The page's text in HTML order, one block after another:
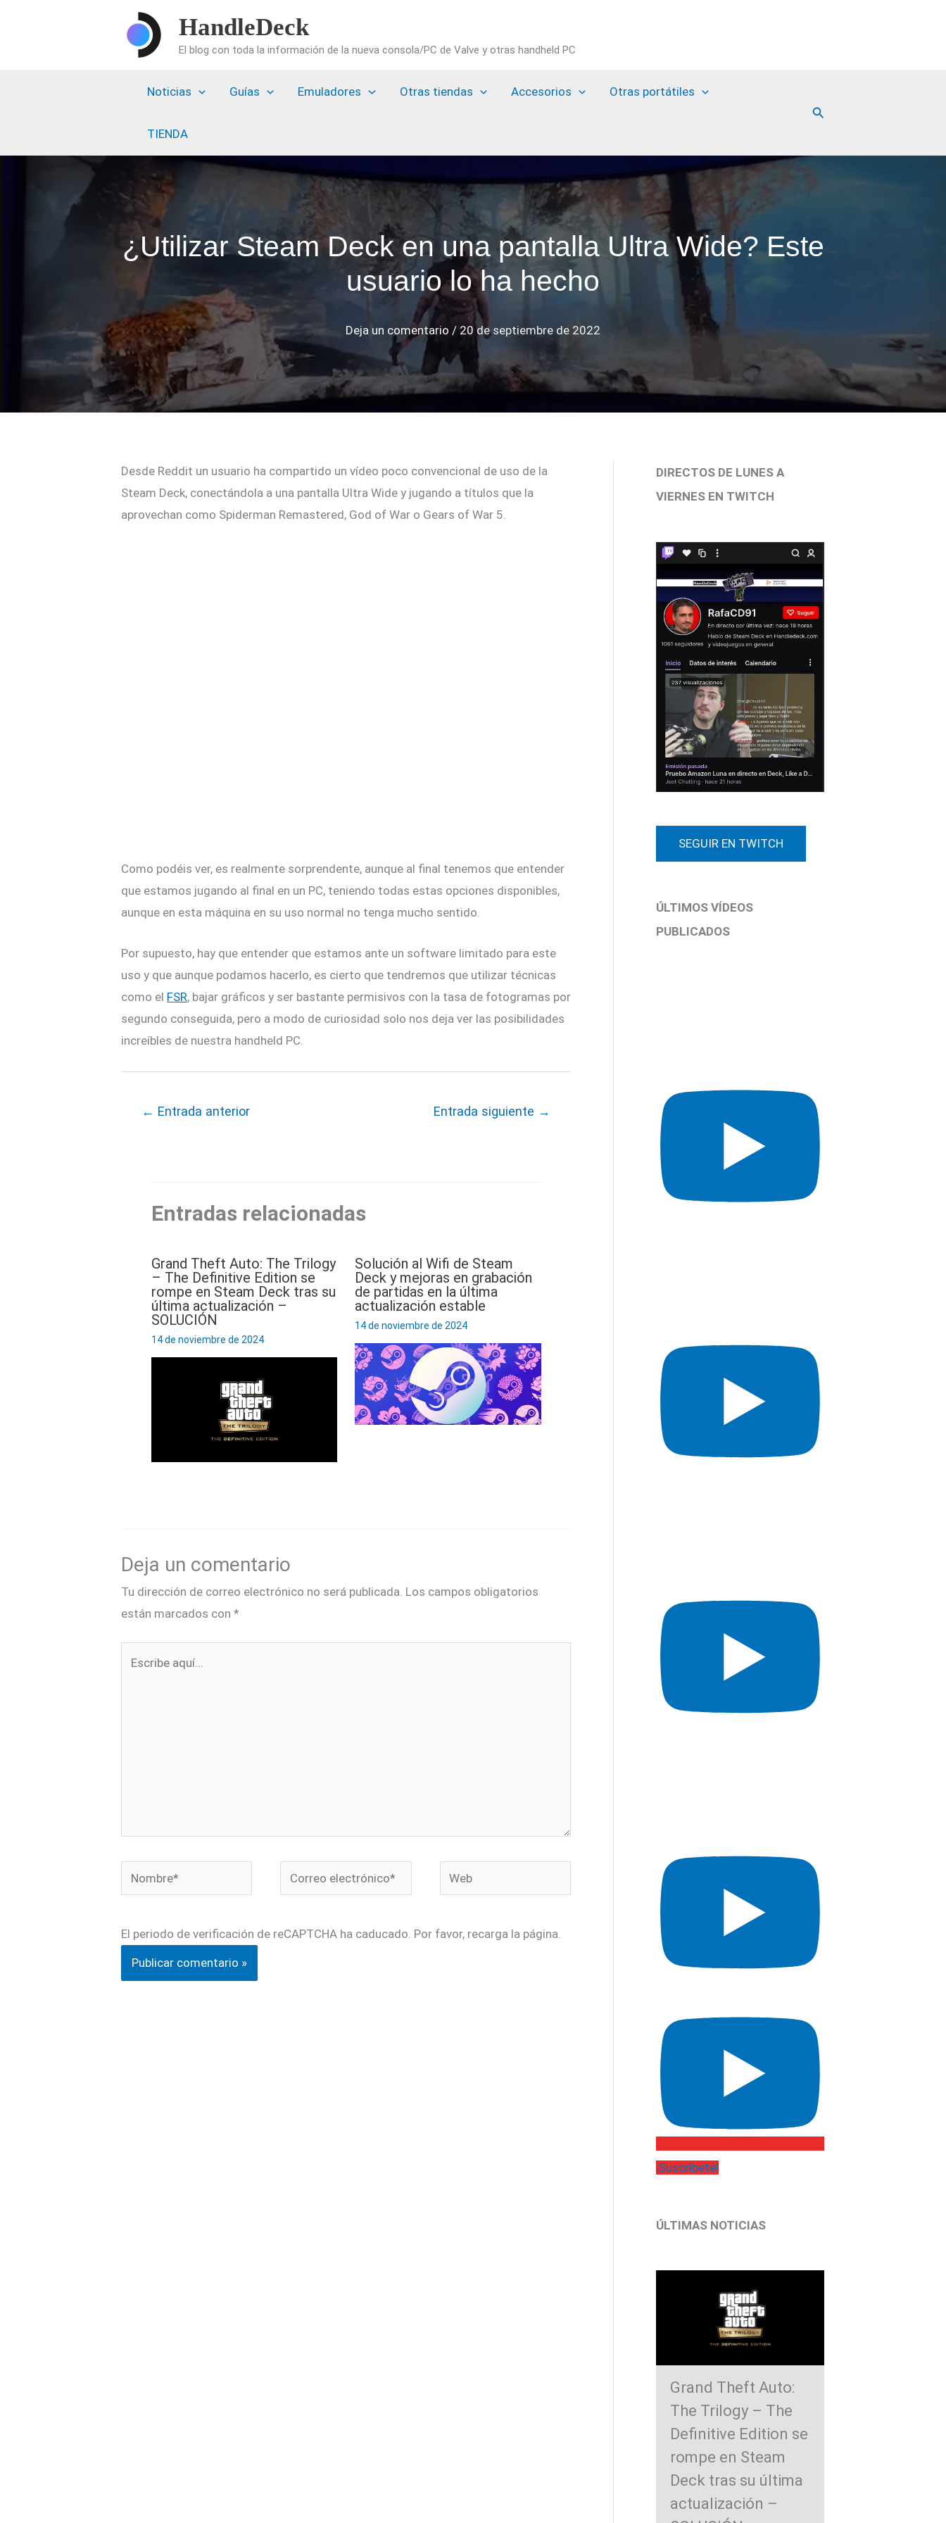
HandleDeck
El blog con toda la información de la nueva consola/PC de Valve y otras handheld PC
Noticias Guías Emuladores Otras tiendas Accesorios Otras portátiles
TIENDA
Buscar
¿Utilizar Steam Deck en una pantalla Ultra Wide? Este
usuario lo ha hecho
Deja un comentario /20 de septiembre de 2022
Desde Reddit un usuario ha compartido un vídeo poco convencional de uso de la
Steam Deck, conectándola a una pantalla Ultra Wide y jugando a títulos que la
aprovechan como Spiderman Remastered, God of War o Gears of War 5.
Como podéis ver, es realmente sorprendente, aunque al final tenemos que entender
que estamos jugando al final en un PC, teniendo todas estas opciones disponibles,
aunque en esta máquina en su uso normal no tenga mucho sentido.
Por supuesto, hay que entender que estamos ante un software limitado para este
uso y que aunque podamos hacerlo, es cierto que tendremos que utilizar técnicas
como el FSR, bajar gráficos y ser bastante permisivos con la tasa de fotogramas por
segundo conseguida, pero a modo de curiosidad solo nos deja ver las posibilidades
increíbles de nuestra handheld PC.
← Entrada anterior Entrada siguiente →
Entradas relacionadas
Grand Theft Auto: The Trilogy
– The Definitive Edition se
rompe en Steam Deck tras su
última actualización –
SOLUCIÓN
14 de noviembre de 2024
Solución al Wifi de Steam
Deck y mejoras en grabación
de partidas en la última
actualización estable
14 de noviembre de 2024
Deja un comentario
Tu dirección de correo electrónico no será publicada. Los campos obligatorios
están marcados con *
Nombre*
Correo
electrónico*
Web
El periodo de verificación de reCAPTCHA ha caducado. Por favor, recarga la página.
DIRECTOS DE LUNES A
VIERNES EN TWITCH
SEGUIR EN TWITCH
ÚLTIMOS VÍDEOS
PUBLICADOS
¡Suscríbete!
ÚLTIMAS NOTICIAS
Grand Theft Auto:
The Trilogy – The
Definitive Edition se
rompe en Steam
Deck tras su última
actualización –